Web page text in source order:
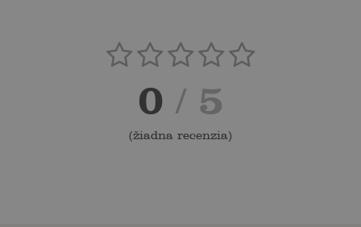
0 / 5
(žiadna recenzia)